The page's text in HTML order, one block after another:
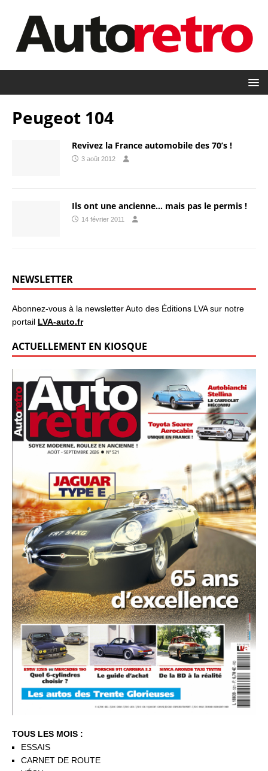
Peugeot 104
Revivez la France automobile des 70’s !
3 août 2012
Ils ont une ancienne… mais pas le permis !
14 février 2011
NEWSLETTER
Abonnez-vous à la newsletter Auto des Éditions LVA sur notre
portail LVA-auto.fr
ACTUELLEMENT EN KIOSQUE
TOUS LES MOIS :
ESSAIS
CARNET DE ROUTE